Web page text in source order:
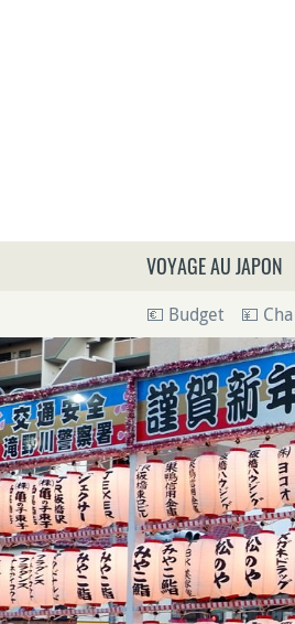
VOYAGE AU JAPON
💶 Budget 💴